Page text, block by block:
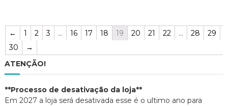
← 1 2 3 … 16 17 18 19 20 21 22 … 28
29
30
→
ATENÇÃO!
**Processo de desativação da loja**
Em 2027 a loja será desativada esse é o ultimo ano para